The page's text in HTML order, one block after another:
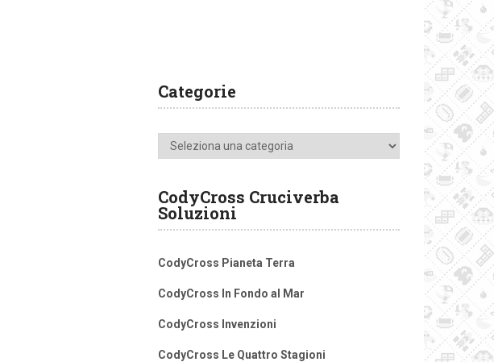
Categorie
Categorie
CodyCross Cruciverba
Soluzioni
CodyCross Pianeta Terra
CodyCross In Fondo al Mar
CodyCross Invenzioni
CodyCross Le Quattro Stagioni